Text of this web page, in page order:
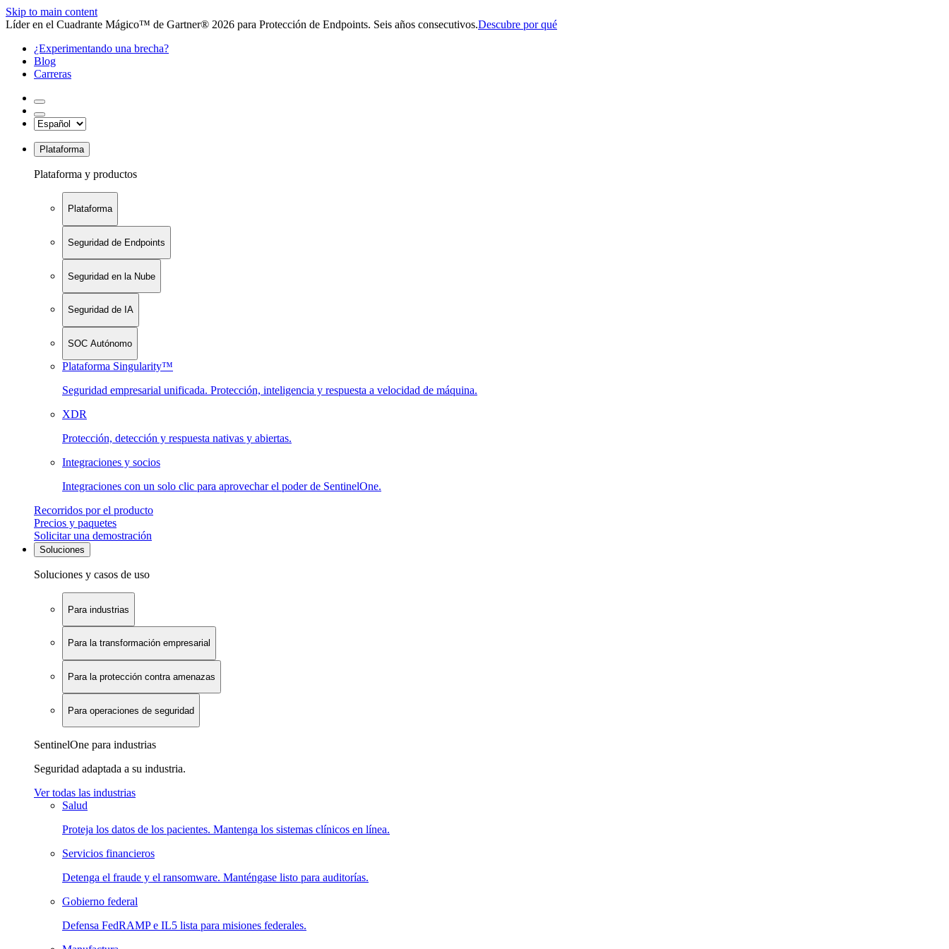
Skip to main content
Líder en el Cuadrante Mágico™ de Gartner® 2026 para Protección de Endpoints. Seis años consecutivos.Descubre por qué
¿Experimentando una brecha?
Blog
Carreras
Plataforma
Plataforma y productos
Plataforma
Seguridad de Endpoints
Seguridad en la Nube
Seguridad de IA
SOC Autónomo
Plataforma Singularity™
Seguridad empresarial unificada. Protección, inteligencia y respuesta a velocidad de máquina.
XDR
Protección, detección y respuesta nativas y abiertas.
Integraciones y socios
Integraciones con un solo clic para aprovechar el poder de SentinelOne.
Recorridos por el producto
Precios y paquetes
Solicitar una demostración
Soluciones
Soluciones y casos de uso
Para industrias
Para la transformación empresarial
Para la protección contra amenazas
Para operaciones de seguridad
SentinelOne para industrias
Seguridad adaptada a su industria.
Ver todas las industrias
Salud
Proteja los datos de los pacientes. Mantenga los sistemas clínicos en línea.
Servicios financieros
Detenga el fraude y el ransomware. Manténgase listo para auditorías.
Gobierno federal
Defensa FedRAMP e IL5 lista para misiones federales.